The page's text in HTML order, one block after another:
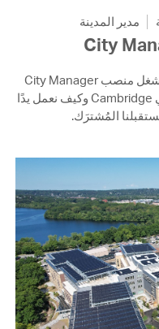
مدير المدينة
تعرَّفوا على آراء Yi-An Huang الذي يشغل منصب City Manager
حول أحدث مشروعات البنية التحتيَّة في Cambridge وكيف نعمل يدًا
المُشترَك.